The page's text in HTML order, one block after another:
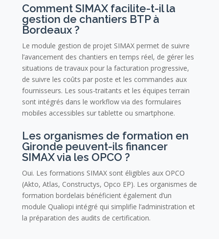
Comment SIMAX facilite-t-il la
gestion de chantiers BTP à
Bordeaux ?
Le module gestion de projet SIMAX permet de suivre
l’avancement des chantiers en temps réel, de gérer les
situations de travaux pour la facturation progressive,
de suivre les coûts par poste et les commandes aux
fournisseurs. Les sous-traitants et les équipes terrain
sont intégrés dans le workflow via des formulaires
mobiles accessibles sur tablette ou smartphone.
Les organismes de formation en
Gironde peuvent-ils financer
SIMAX via les OPCO ?
Oui. Les formations SIMAX sont éligibles aux OPCO
(Akto, Atlas, Constructys, Opco EP). Les organismes de
formation bordelais bénéficient également d’un
module Qualiopi intégré qui simplifie l’administration et
la préparation des audits de certification.